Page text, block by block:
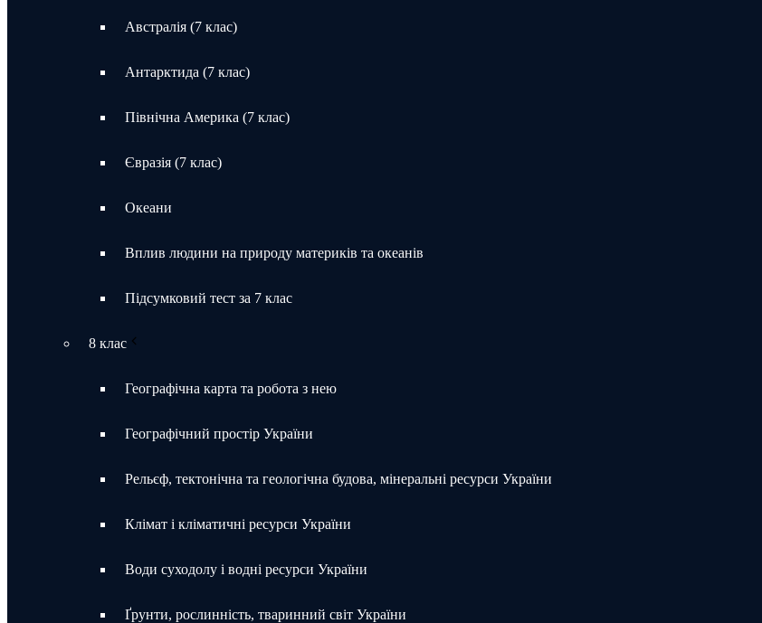
Австралія (7 клас)
Антарктида (7 клас)
Північна Америка (7 клас)
Євразія (7 клас)
Океани
Вплив людини на природу материків та океанів
Підсумковий тест за 7 клас
8 клас
Географічна карта та робота з нею
Географічний простір України
Рельєф, тектонічна та геологічна будова, мінеральні ресурси України
Клімат і кліматичні ресурси України
Води суходолу і водні ресурси України
Ґрунти, рослинність, тваринний світ України